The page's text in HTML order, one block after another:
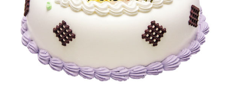
５．嚴禁一人註冊多個帳號或使用他人資訊註冊。若發現惡意使用之情形，
恩沛科技股份有限公司將有權停止該用戶之使用額度並採取法律行動。